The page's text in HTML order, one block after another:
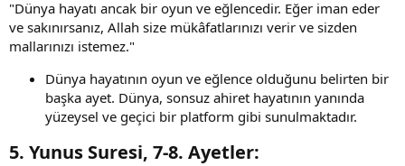
"Dünya hayatı ancak bir oyun ve eğlencedir. Eğer iman eder
ve sakınırsanız, Allah size mükâfatlarınızı verir ve sizden
mallarınızı istemez."
Dünya hayatının oyun ve eğlence olduğunu belirten bir
başka ayet. Dünya, sonsuz ahiret hayatının yanında
yüzeysel ve geçici bir platform gibi sunulmaktadır.
5. Yunus Suresi, 7-8. Ayetler:​